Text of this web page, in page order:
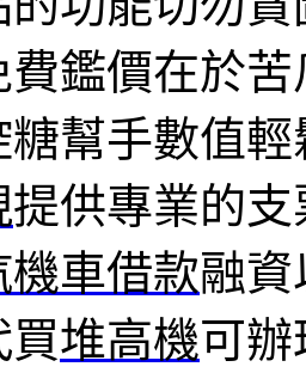
鑑價在於
糖幫手數值
提供專業的
機車借款融
堆高機可